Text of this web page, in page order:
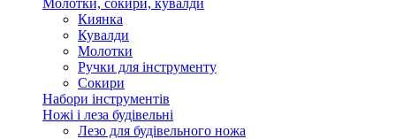
Молотки, сокири, кувалди
Киянка
Кувалди
Молотки
Ручки для інструменту
Сокири
Набори інструментів
Ножі і леза будівельні
Лезо для будівельного ножа